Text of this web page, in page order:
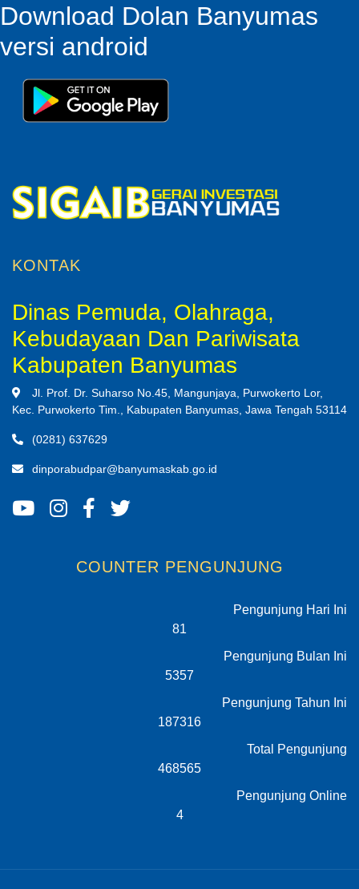
Download Dolan Banyumas
versi android
KONTAK
Dinas Pemuda, Olahraga,
Kebudayaan Dan Pariwisata
Kabupaten Banyumas
Jl. Prof. Dr. Suharso No.45, Mangunjaya, Purwokerto Lor,
Kec. Purwokerto Tim., Kabupaten Banyumas, Jawa Tengah 53114
(0281) 637629
dinporabudpar@banyumaskab.go.id
COUNTER PENGUNJUNG
Pengunjung Hari Ini
81
Pengunjung Bulan Ini
5357
Pengunjung Tahun Ini
187316
Total Pengunjung
468565
Pengunjung Online
4